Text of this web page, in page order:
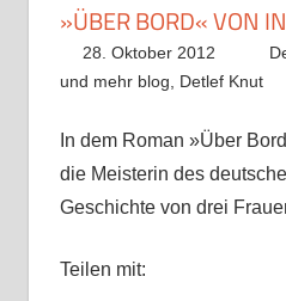
»ÜBER BORD« VON
28. Oktober 2012
und mehr blog
Detlef Knut
In dem Roman »Über
die Meisterin des
Geschichte von drei
Teilen mit: